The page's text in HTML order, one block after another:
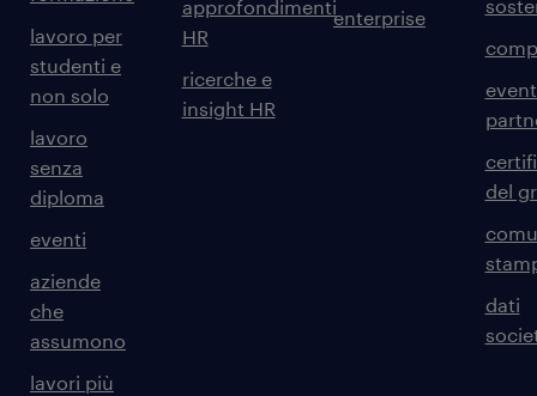
lavoro per
studenti e
non solo
lavoro
senza
diploma
eventi
aziende
che
assumono
lavori più
approfondimenti
HR
ricerche e
insight HR
enterprise
del
dati